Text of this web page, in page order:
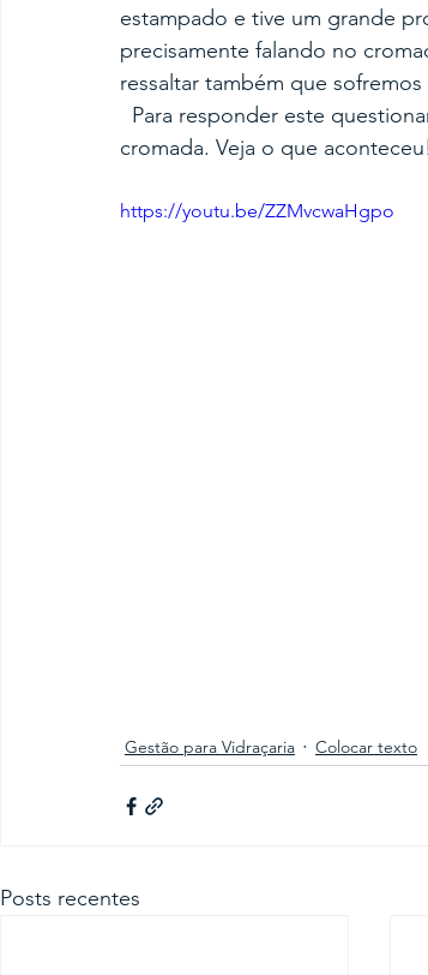
estampado e tive um grande
precisamente falando no
ressaltar também que
Para responder este
cromada. Veja o que aconteceu!
https://youtu.be/ZZMvcwaHgpo
Gestão para Vidraçaria Colocar texto
Posts recentes